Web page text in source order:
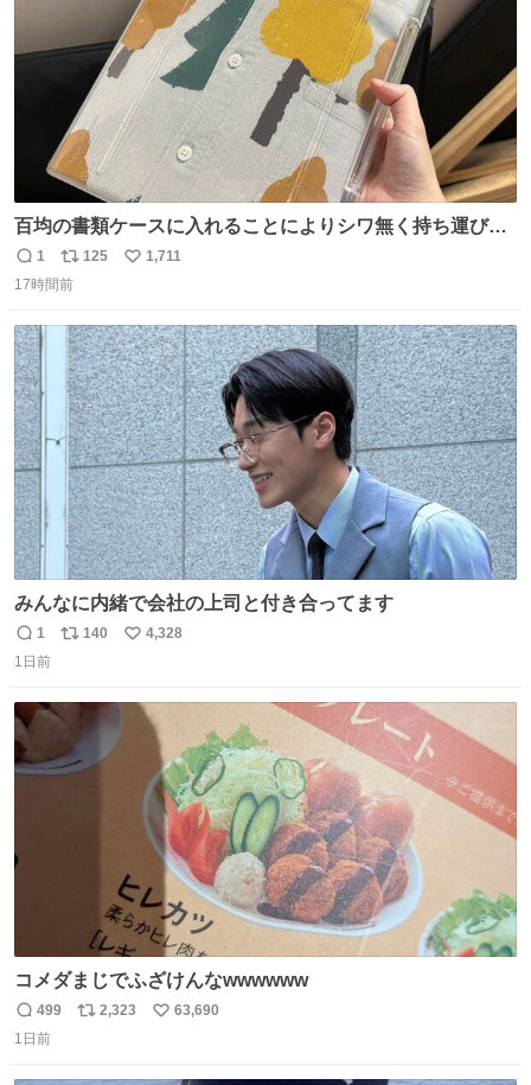
百均の書類ケースに入れることによりシワ無く持ち運びに
成功 いつも劇場のアイロンをお借りしていた ㅤ だいぶ前に
楽屋で誰かが入れているのを見て「真似しよう」と思った
返
信
1
リ
ポ
ト
数
125
い
数
1,711
17時間前
みんなに内緒で会社の上司と付き合ってます
返
信
1
リ
ト
数
140
い
4,328
1日前
コメダまじでふざけんなwwwwww
返
信
499
リ
2,323
い
63,690
1日前